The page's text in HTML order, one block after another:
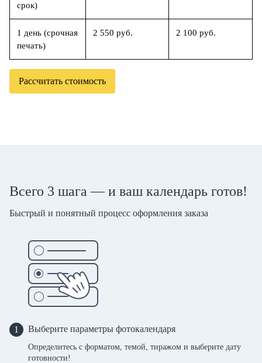
срок)
1 день (срочная
печать)
2 550 руб. 2 100 руб.
Рассчитать стоимость
Всего 3 шага — и ваш календарь готов!
Быстрый и понятный процесс оформления заказа
1 Выберите параметры фотокалендаря
Определитесь с форматом, темой, тиражом и выберите дату
готовности!